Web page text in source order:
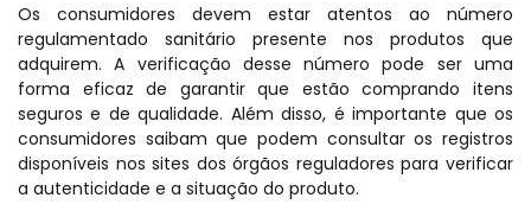
Os consumidores devem estar atentos ao número
regulamentado sanitário presente nos produtos que
adquirem. A verificação desse número pode ser uma
forma eficaz de garantir que estão comprando itens
seguros e de qualidade. Além disso, é importante que os
consumidores saibam que podem consultar os registros
disponíveis nos sites dos órgãos reguladores para verificar
a autenticidade e a situação do produto.